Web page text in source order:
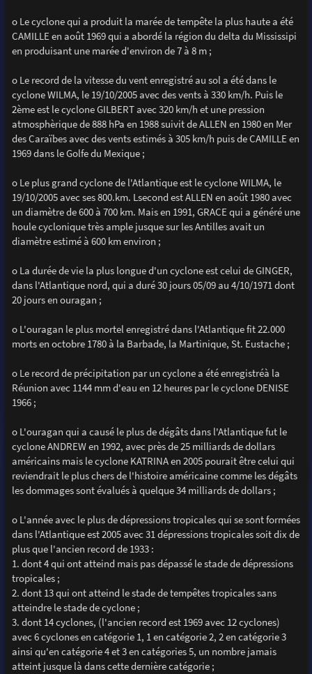
o Le cyclone qui a produit la marée de tempête la plus haute a été
CAMILLE en août 1969 qui a abordé la région du delta du Mississipi
en produisant une marée d'environ de 7 à 8 m ;
o Le record de la vitesse du vent enregistré au sol a été dans le
cyclone WILMA, le 19/10/2005 avec des vents à 330 km/h. Puis le
2ème est le cyclone GILBERT avec 320 km/h et une pression
atmosphèrique de 888 hPa en 1988 suivit de ALLEN en 1980 en Mer
des Caraïbes avec des vents estimés à 305 km/h puis de CAMILLE en
1969 dans le Golfe du Mexique ;
o Le plus grand cyclone de l'Atlantique est le cyclone WILMA, le
19/10/2005 avec ses 800.km. Lsecond est ALLEN en août 1980 avec
un diamètre de 600 à 700 km. Mais en 1991, GRACE qui a généré une
houle cyclonique très ample jusque sur les Antilles avait un
diamètre estimé à 600 km environ ;
o La durée de vie la plus longue d'un cyclone est celui de GINGER,
dans l'Atlantique nord, qui a duré 30 jours 05/09 au 4/10/1971 dont
20 jours en ouragan ;
o L'ouragan le plus mortel enregistré dans l'Atlantique fit 22.000
morts en octobre 1780 à la Barbade, la Martinique, St. Eustache ;
o Le record de précipitation par un cyclone a été enregistréà la
Réunion avec 1144 mm d'eau en 12 heures par le cyclone DENISE
1966 ;
o L'ouragan qui a causé le plus de dégâts dans l'Atlantique fut le
cyclone ANDREW en 1992, avec près de 25 milliards de dollars
américains mais le cyclone KATRINA en 2005 pourait être celui qui
reviendrait le plus chers de l'histoire américaine comme les dégâts
les dommages sont évalués à quelque 34 milliards de dollars ;
o L'année avec le plus de dépressions tropicales qui se sont formées
dans l'Atlantique est 2005 avec 31 dépressions tropicales soit dix de
plus que l'ancien record de 1933 :
1. dont 4 qui ont atteind mais pas dépassé le stade de dépressions
tropicales ;
2. dont 13 qui ont atteind le stade de tempêtes tropicales sans
atteindre le stade de cyclone ;
3. dont 14 cyclones, (l'ancien record est 1969 avec 12 cyclones)
avec 6 cyclones en catégorie 1, 1 en catégorie 2, 2 en catégorie 3
ainsi qu'en catégorie 4 et 3 en catégories 5, un nombre jamais
atteint jusque là dans cette dernière catégorie ;